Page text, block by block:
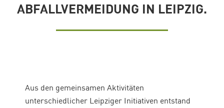
ABFALLVERMEIDUNG IN LEIPZIG.
Aus den gemeinsamen Aktivitäten
unterschiedlicher Leipziger Initiativen entstand